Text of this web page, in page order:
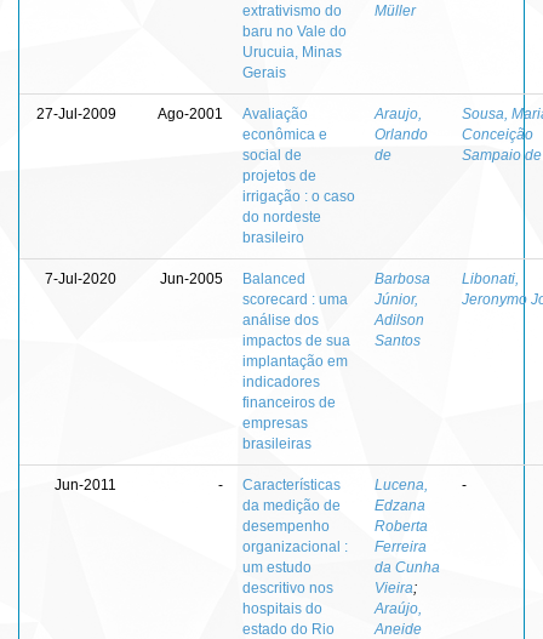
extrativismo do
baru no Vale do
Urucuia, Minas
Gerais
Müller
27-Jul-2009 Ago-2001
Avaliação
econômica e
social de
projetos de
irrigação : o caso
do nordeste
brasileiro
Araujo,
Orlando
de
Sousa,
Conceição
Sampaio de
7-Jul-2020 Jun-2005
Balanced
scorecard : uma
análise dos
impactos de sua
implantação em
indicadores
financeiros de
empresas
brasileiras
Barbosa
Júnior,
Adilson
Santos
Libonati,
Jeronymo
Jun-2011 -
Características
da medição de
desempenho
organizacional :
um estudo
descritivo nos
hospitais do
estado do Rio
Lucena,
Edzana
Roberta
Ferreira
da Cunha
Vieira;
Araújo,
Aneide
-